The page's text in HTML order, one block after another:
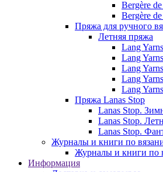
Bergère
Bergère
Пряжа для ручного
Летняя пряжа
Lang
Lang
Lang
Lang
Lang
Пряжа Lanas Stop
Lanas Stop.
Lanas Stop.
Lanas Stop.
Журналы и книги по
Журналы и книги по
Информация